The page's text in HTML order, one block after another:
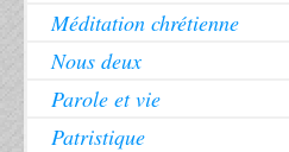
Méditation chrétienne
Nous deux
Parole et vie
Patristique